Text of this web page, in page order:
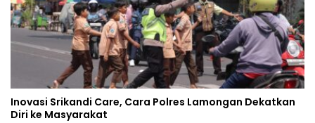
Inovasi Srikandi Care, Cara Polres Lamongan Dekatkan
Diri ke Masyarakat